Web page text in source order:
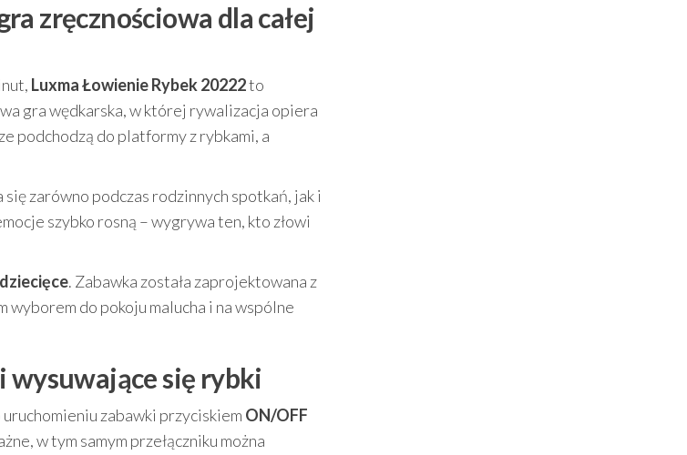
zręcznościowa dla całej
Luxma Łowienie Rybek 20222to
gra wędkarska, w której rywalizacja opiera
podchodzą do platformy z rybkami, a
się zarówno podczas rodzinnych spotkań, jak i
szybko rosną – wygrywa ten, kto złowi
. Zabawka została zaprojektowana z
wyborem do pokoju malucha i na wspólne
wysuwające się rybki
zabawki przyciskiem ON/OFF
w tym samym przełączniku można